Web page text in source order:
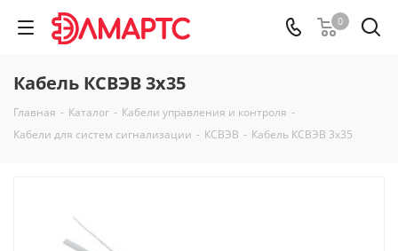
0
Кабель КСВЭВ 3х35
Главная - Каталог - Кабели управления и контроля -
Кабели для систем сигнализации - КСВЭВ - Кабель КСВЭВ 3х35